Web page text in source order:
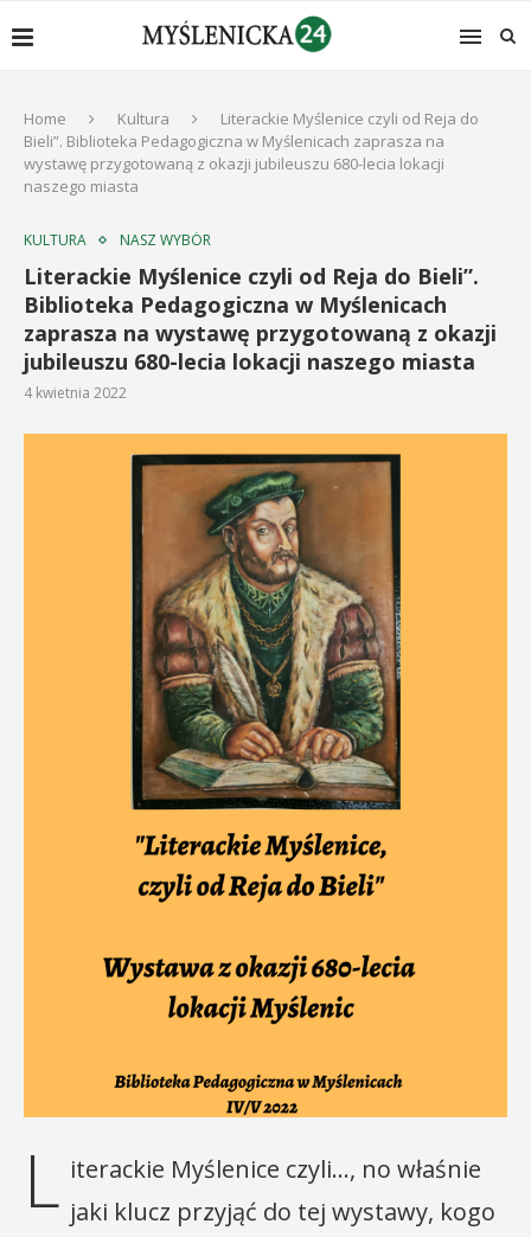
Home Kultura
Literackie Myślenice czyli od Reja do
Bieli”. Biblioteka Pedagogiczna w Myślenicach zaprasza na
wystawę przygotowaną z okazji jubileuszu 680-lecia lokacji
naszego miasta
KULTURA NASZ WYBÓR
Literackie Myślenice czyli od Reja do Bieli”.
Biblioteka Pedagogiczna w Myślenicach
zaprasza na wystawę przygotowaną z okazji
jubileuszu 680-lecia lokacji naszego miasta
4 kwietnia 2022
L iterackie Myślenice czyli…, no właśnie
jaki klucz przyjąć do tej wystawy, kogo